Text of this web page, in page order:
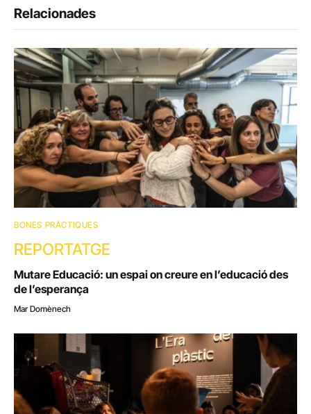
Relacionades
BONES PRÀCTIQUES
REPORTATGE
Mutare Educació: un espai on creure en l’educació des
de l’esperança
Mar Domènech